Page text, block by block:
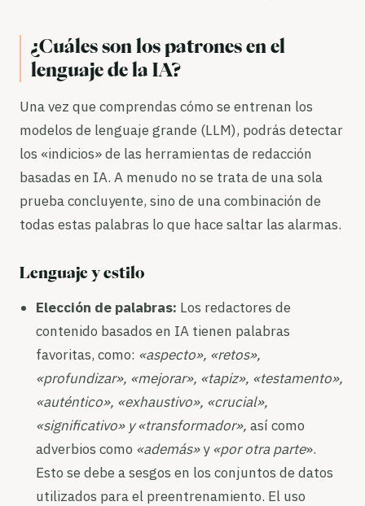
¿Cuáles son los patrones en el
lenguaje de la IA?
Una vez que comprendas cómo se entrenan los
modelos de lenguaje grande (LLM), podrás detectar
los «indicios» de las herramientas de redacción
basadas en IA. A menudo no se trata de una sola
prueba concluyente, sino de una combinación de
todas estas palabras lo que hace saltar las alarmas.
Lenguaje y estilo
Elección de palabras: Los redactores de
contenido basados en IA tienen palabras
favoritas, como: «aspecto», «retos»,
«profundizar», «mejorar», «tapiz», «testamento»,
«auténtico», «exhaustivo», «crucial»,
«significativo» y «transformador», así como
adverbios como «además»y«por otra parte».
Esto se debe a sesgos en los conjuntos de datos
utilizados para el preentrenamiento. El uso